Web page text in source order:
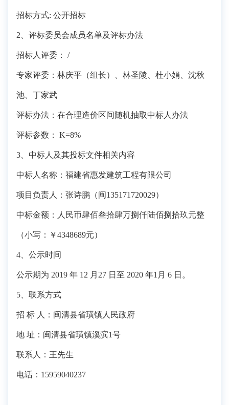
招标方式: 公开招标
2、评标委员会成员名单及评标办法
招标人评委： /
专家评委：林庆平（组长）、林圣陵、杜小娟、沈秋
池、丁家武
评标办法：在合理造价区间随机抽取中标人办法
评标参数： K=8%
3、中标人及其投标文件相关内容
中标人名称：福建省惠发建筑工程有限公司
项目负责人：张诗鹏（闽135171720029）
中标金额：人民币肆佰叁拾肆万捌仟陆佰捌拾玖元整
（小写：￥4348689元）
4、公示时间
公示期为 2019 年 12 月27 日至 2020 年1月 6 日。
5、联系方式
招 标 人：闽清县省璜镇人民政府
地 址：闽清县省璜镇溪滨1号
联系人：王先生
电话：15959040237